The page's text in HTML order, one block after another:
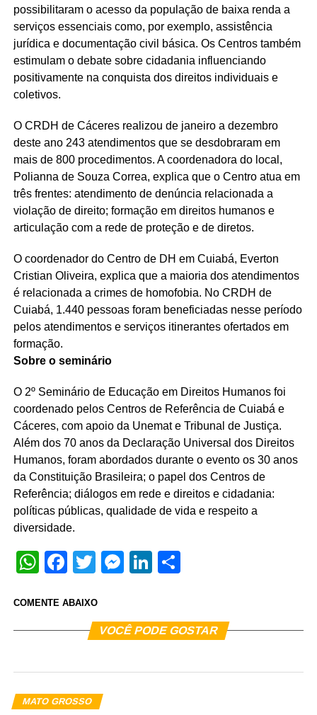
possibilitaram o acesso da população de baixa renda a
serviços essenciais como, por exemplo, assistência
jurídica e documentação civil básica. Os Centros também
estimulam o debate sobre cidadania influenciando
positivamente na conquista dos direitos individuais e
coletivos.
O CRDH de Cáceres realizou de janeiro a dezembro
deste ano 243 atendimentos que se desdobraram em
mais de 800 procedimentos. A coordenadora do local,
Polianna de Souza Correa, explica que o Centro atua em
três frentes: atendimento de denúncia relacionada a
violação de direito; formação em direitos humanos e
articulação com a rede de proteção e de diretos.
O coordenador do Centro de DH em Cuiabá, Everton
Cristian Oliveira, explica que a maioria dos atendimentos
é relacionada a crimes de homofobia. No CRDH de
Cuiabá, 1.440 pessoas foram beneficiadas nesse período
pelos atendimentos e serviços itinerantes ofertados em
formação.
Sobre o seminário
O 2º Seminário de Educação em Direitos Humanos foi
coordenado pelos Centros de Referência de Cuiabá e
Cáceres, com apoio da Unemat e Tribunal de Justiça.
Além dos 70 anos da Declaração Universal dos Direitos
Humanos, foram abordados durante o evento os 30 anos
da Constituição Brasileira; o papel dos Centros de
Referência; diálogos em rede e direitos e cidadania:
políticas públicas, qualidade de vida e respeito a
diversidade.
WhatsApp
Facebook
TwitterMessenger
LinkedIn
COMENTE ABAIXO
VOCÊ PODE GOSTAR
MATO GROSSO